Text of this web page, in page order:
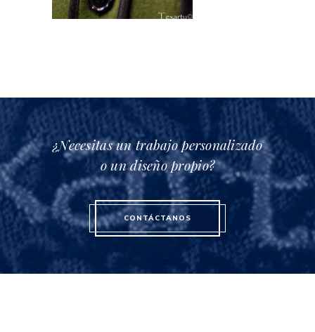
¿Necesitas un trabajo personalizado
o un diseño propio?
CONTÁCTANOS